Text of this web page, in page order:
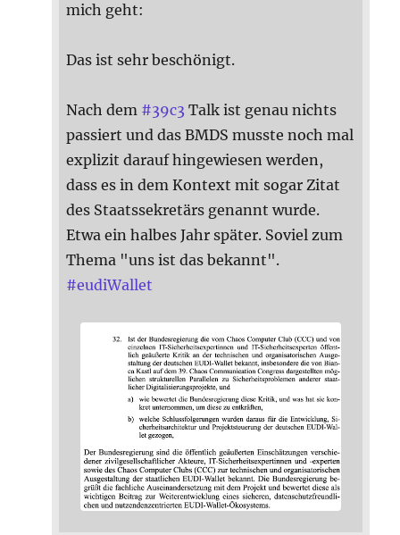
mich geht:
Das ist sehr beschönigt.
Nach dem #39c3 Talk ist genau nichts
passiert und das BMDS musste noch mal
explizit darauf hingewiesen werden,
dass es in dem Kontext mit sogar Zitat
des Staatssekretärs genannt wurde.
Etwa ein halbes Jahr später. Soviel zum
Thema "uns ist das bekannt".
#eudiWallet